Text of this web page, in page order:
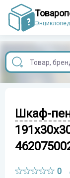
Шкаф-
0